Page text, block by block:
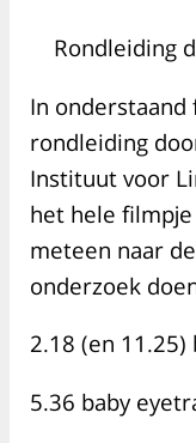
Rondleiding
In
rondleiding
Instituut voor
het hele
meteen naar
onderzoek
2.18 (en 11.25)
5.36 baby